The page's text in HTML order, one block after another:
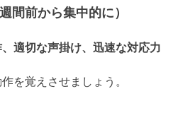
間前から集中的に）
適切な声掛け、迅速な対応力
を覚えさせましょう。